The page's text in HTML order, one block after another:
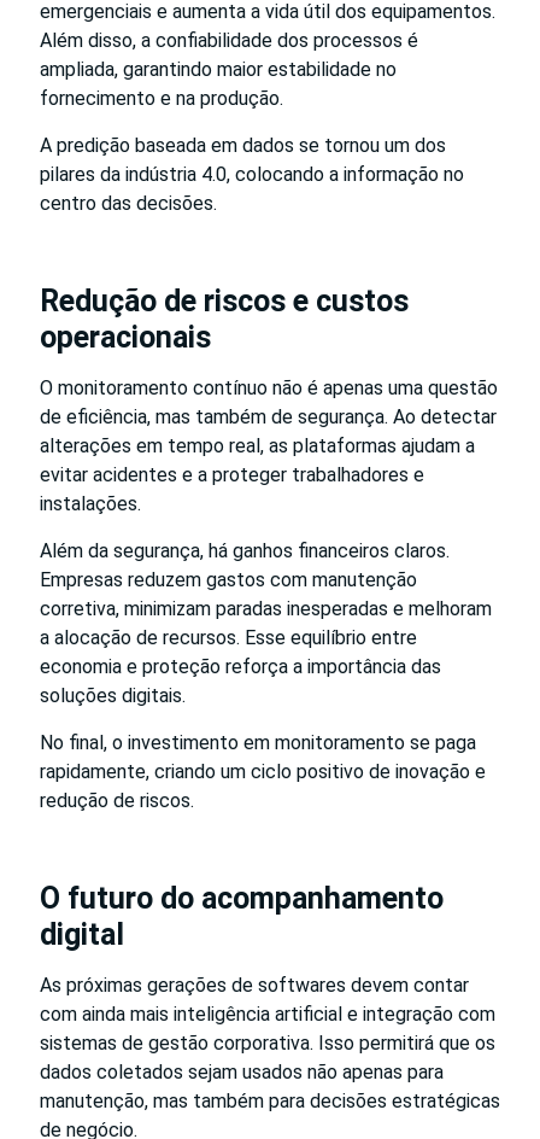
emergenciais e aumenta a vida útil dos equipamentos.
Além disso, a confiabilidade dos processos é
ampliada, garantindo maior estabilidade no
fornecimento e na produção.
A predição baseada em dados se tornou um dos
pilares da indústria 4.0, colocando a informação no
centro das decisões.
Redução de riscos e custos
operacionais
O monitoramento contínuo não é apenas uma questão
de eficiência, mas também de segurança. Ao detectar
alterações em tempo real, as plataformas ajudam a
evitar acidentes e a proteger trabalhadores e
instalações.
Além da segurança, há ganhos financeiros claros.
Empresas reduzem gastos com manutenção
corretiva, minimizam paradas inesperadas e melhoram
a alocação de recursos. Esse equilíbrio entre
economia e proteção reforça a importância das
soluções digitais.
No final, o investimento em monitoramento se paga
rapidamente, criando um ciclo positivo de inovação e
redução de riscos.
O futuro do acompanhamento
digital
As próximas gerações de softwares devem contar
com ainda mais inteligência artificial e integração com
sistemas de gestão corporativa. Isso permitirá que os
dados coletados sejam usados não apenas para
manutenção, mas também para decisões estratégicas
de negócio.